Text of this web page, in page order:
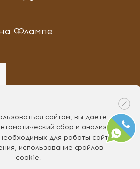
ПОД ЗАКАЗ
Флампе
», 2017
сайтом, вы даёте
сбор и анализ
для работы сайта
использование файлов
cookie.